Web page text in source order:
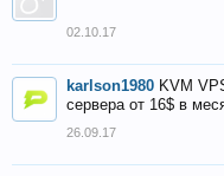
02.10.17
karlson1980 KVM
сервера от 16$ в
26.09.17